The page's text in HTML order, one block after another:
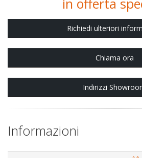
in offerta
Richiedi ulteriori
Chiama ora
Indirizzi
Informazioni